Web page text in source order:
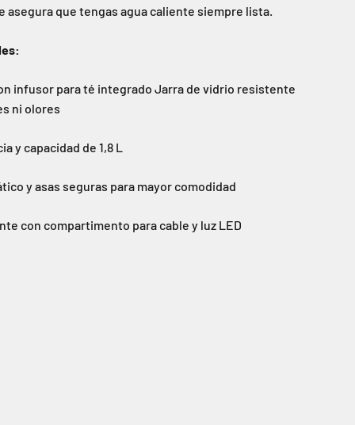
que tengas agua caliente siempre lista.
infusor para té integrado Jarra de vidrio resistente
ni olores
y capacidad de 1,8 L
y asas seguras para mayor comodidad
con compartimento para cable y luz LED